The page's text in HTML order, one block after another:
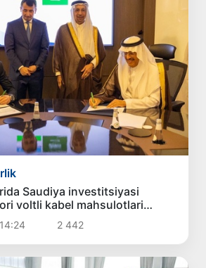
Saudiya investitsiyasi
voltli kabel mahsulotlari
2 442